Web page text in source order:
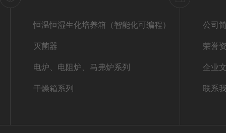
恒温恒湿生化培养箱（智能化可编程）
灭菌器
电炉、电阻炉、马弗炉系列
干燥箱系列
公司
荣誉
企业
联系